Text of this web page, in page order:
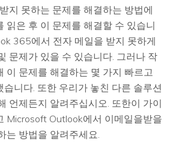
지 못하는 문제를 해결하는 방법에
읽은 후 이 문제를 해결할 수 있습니
365에서 전자 메일을 받지 못하게
문제가 있을 수 있습니다. 그러나 작
이 문제를 해결하는 몇 가지 빠르고
니다. 또한 우리가 놓친 다른 솔루션
언제든지 알려주십시오. 또한이 가이
Microsoft Outlook에서 이메일을받을
는 방법을 알려주세요.